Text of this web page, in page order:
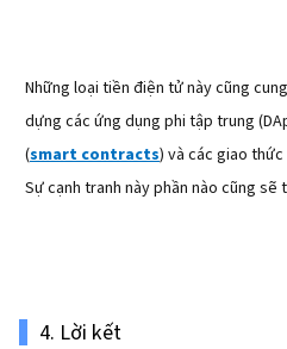
Những loại tiền điện tử này cũng
dựng các ứng dụng phi tập trung
(smart contracts) và các giao
Sự cạnh tranh này phần nào cũng sẽ
4. Lời kết